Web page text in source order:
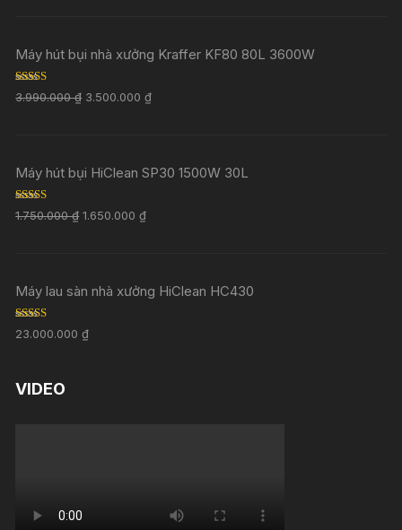
Máy hút bụi nhà xưởng Kraffer KF80 80L 3600W
Rated 5.00
out of 5
3.990.000₫ 3.500.000₫
Máy hút bụi HiClean SP30 1500W 30L
Rated 5.00
out of 5
1.750.000₫ 1.650.000₫
Máy lau sàn nhà xưởng HiClean HC430
Rated5.00
out of 5
23.000.000₫
VIDEO